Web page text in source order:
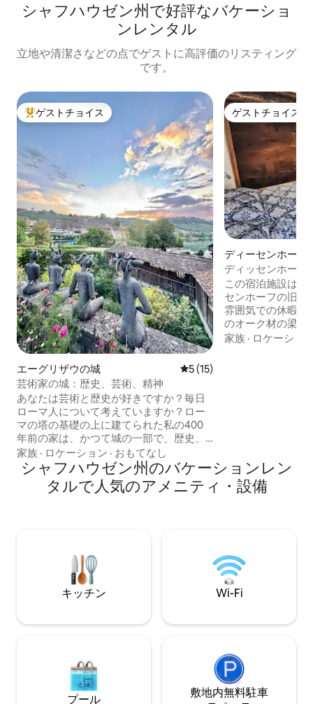
シャフハウゼン州で好評なバケーショ
ンレンタル
立地や清潔さなどの点でゲストに高評価のリスティング
です。
大好評のゲストチョイスです。
ゲストチョイス
エーグリザウの城 レビュー15件、5つ星中5つ
5 (15)
芸術家の城：歴史、芸術、精神
あなたは芸術と歴史が好きですか？毎日
ローマ人について考えていますか？ロー
マの塔の基礎の上に建てられた私の400
年前の家は、かつて城の一部で、歴史、
本、芸術、音楽、インスピレーション、
愛に満ちています。私のカラフルな城
「The Artist's Castle」へようこそ。ここ
で歴史が良い雰囲気と出会います。深呼
家族 · ロケーション · おもてなし
ゲストチョイス
ゲストチョイス
ディーセンホーフ
ション・アパート
ディッセンホーフ
この宿泊施設は、
センホーフの旧市
雰囲気での休暇を
のオーク材の梁の
新しく改装された
家族 · ロケーショ
シャフハウゼン州のバケーションレン
タルで人気のアメニティ・設備
キッチン Wi-Fi
プール
敷地内無料駐⁠車